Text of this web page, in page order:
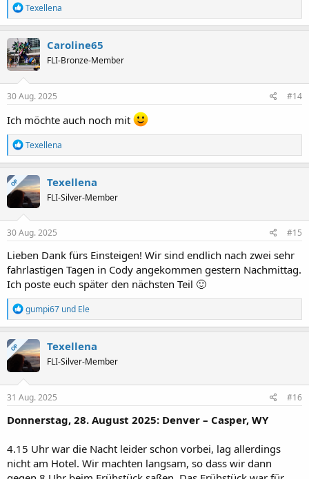
R
e
a
k
t
i
o
n
e
:
Texellena
Caroline65
FLI-Bronze-Member
30 Aug. 2025 #14
Ich möchte auch noch mit
R
e
a
k
t
i
o
n
e
:
Texellena
OP Texellena
FLI-Silver-Member
30 Aug. 2025 #15
Lieben Dank fürs Einsteigen! Wir sind endlich nach zwei sehr
fahrlastigen Tagen in Cody angekommen gestern Nachmittag.
Ich poste euch später den nächsten Teil 🙂
R
e
a
k
t
i
o
n
e
:
gumpi67 und Ele
OP Texellena
FLI-Silver-Member
31 Aug. 2025 #16
Donnerstag, 28. August 2025: Denver – Casper, WY
4.15 Uhr war die Nacht leider schon vorbei, lag allerdings
nicht am Hotel. Wir machten langsam, so dass wir dann